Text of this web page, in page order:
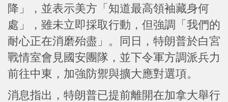
降」，並表示美方「知道最高領袖藏身何
處」，雖未立即採取行動，但強調「我們的
耐心正在消磨殆盡」。同日，特朗普於白宮
戰情室會見國安團隊，並下令軍方調派兵力
前往中東，加強防禦與擴大應對選項。
消息指出，特朗普已提前離開在加拿大舉行